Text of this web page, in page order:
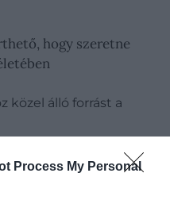
Process My Personal
hogy szeretne
közel álló forrást a